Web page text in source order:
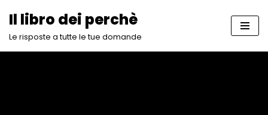
Vai
Il libro dei perchè
Le risposte a tutte le tue domande